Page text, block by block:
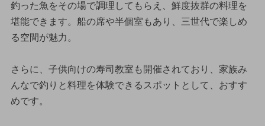
釣った魚をその場で調理してもらえ、鮮度抜群の料理を
堪能できます。船の席や半個室もあり、三世代で楽しめ
る空間が魅力。
さらに、子供向けの寿司教室も開催されており、家族み
んなで釣りと料理を体験できるスポットとして、おすす
めです。